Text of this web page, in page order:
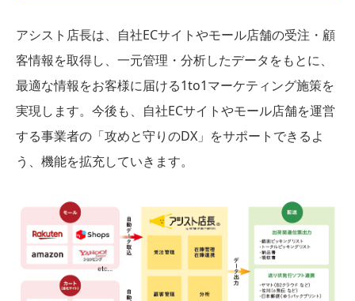
アシスト店長は、自社ECサイトやモール店舗の受注・顧
客情報を取得し、一元管理・分析したデータをもとに、
最適な情報をお客様に届ける1to1マーケティング施策を
実現します。今後も、自社ECサイトやモール店舗を運営
する事業者の「攻めと守りのDX」をサポートできるよ
う、機能を拡充していきます。